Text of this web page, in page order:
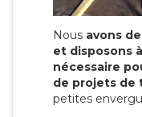
Nous avons
et disposons
nécessaire
de projets de
petites